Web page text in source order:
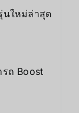
นใหม่ล่าสุด
ถ Boost